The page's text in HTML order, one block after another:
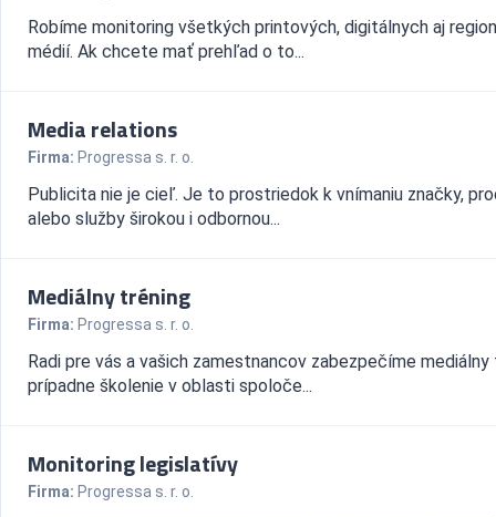
Robíme monitoring všetkých printových, digitálnych aj
médií. Ak chcete mať prehľad o to...
Media relations
Firma: Progressa s. r. o.
Publicita nie je cieľ. Je to prostriedok k vnímaniu značky,
alebo služby širokou i odbornou...
Mediálny tréning
Firma: Progressa s. r. o.
Radi pre vás a vašich zamestnancov zabezpečíme mediálny
prípadne školenie v oblasti spoloče...
Monitoring legislatívy
Firma: Progressa s. r. o.